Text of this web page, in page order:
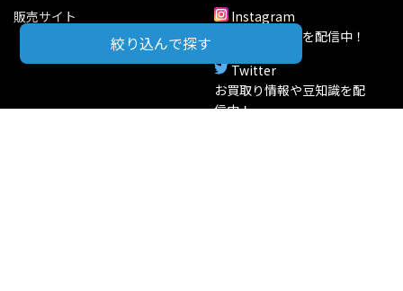
絞り込んで探す
販売サイト
Instagram
最新の商品情報を配信中！
Twitter
お買取り情報や豆知識を配
信中！